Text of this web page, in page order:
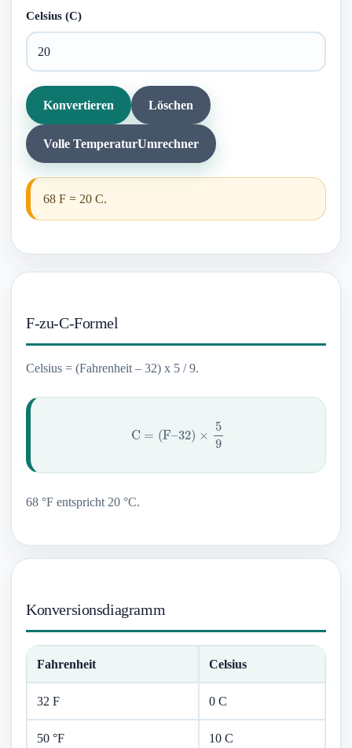
Celsius (C)
Konvertieren Löschen
Volle TemperaturUmrechner
68 F = 20 C.
F-zu-C-Formel
Celsius = (Fahrenheit – 32) x 5 / 9.
68 °F entspricht 20 °C.
Konversionsdiagramm
Fahrenheit Celsius
32 F 0 C
50 °F 10 C